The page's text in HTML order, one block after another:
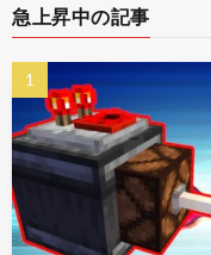
急上昇中の記事